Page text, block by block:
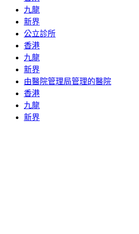
九龍
新界
公立診所
香港
九龍
新界
由醫院管理局管理的醫院
香港
九龍
新界